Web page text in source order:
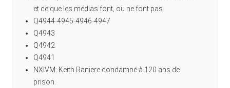
et ce que les médias font, ou ne font pas.
Q4944-4945-4946-4947
Q4943
Q4942
Q4941
NXIVM: Keith Raniere condamné à 120 ans de
prison.